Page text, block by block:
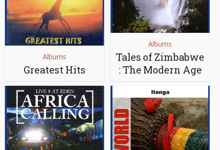
Albums
Greatest Hits
Albums
Tales of Zimbabwe
: The Modern Age